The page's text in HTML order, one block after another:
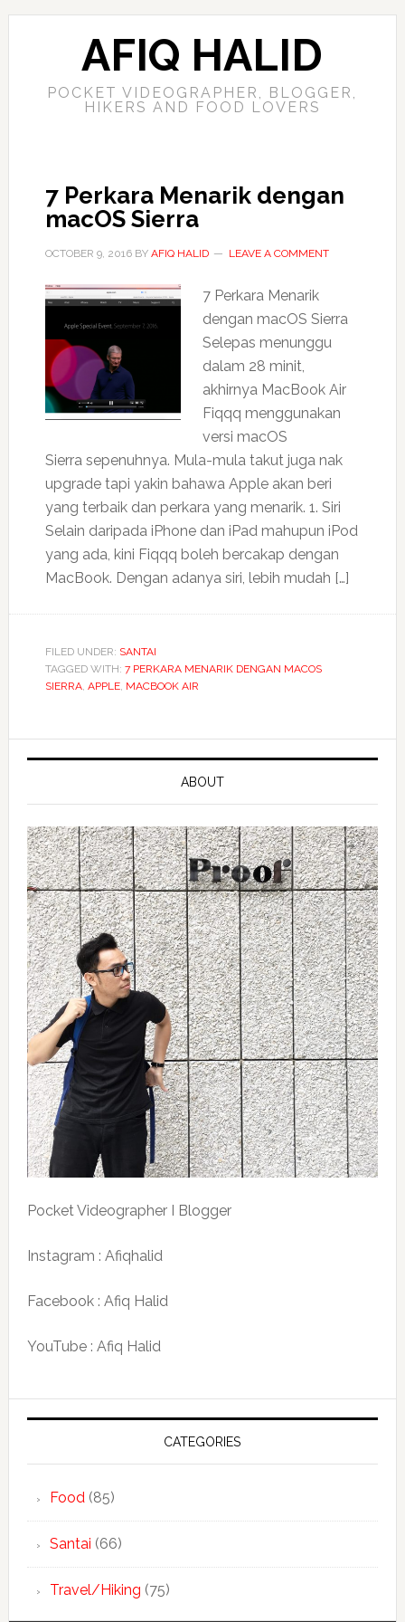
AFIQ HALID
POCKET VIDEOGRAPHER, BLOGGER,
HIKERS AND FOOD LOVERS
7 Perkara Menarik dengan
macOS Sierra
OCTOBER 9, 2016BY AFIQ HALID LEAVE A COMMENT
7 Perkara Menarik
dengan macOS Sierra
Selepas menunggu
dalam 28 minit,
akhirnya MacBook Air
Fiqqq menggunakan
versi macOS
Sierra sepenuhnya. Mula-mula takut juga nak
upgrade tapi yakin bahawa Apple akan beri
yang terbaik dan perkara yang menarik. 1. Siri
Selain daripada iPhone dan iPad mahupun iPod
yang ada, kini Fiqqq boleh bercakap dengan
MacBook. Dengan adanya siri, lebih mudah […]
FILED UNDER: SANTAI
TAGGED WITH: 7 PERKARA MENARIK DENGAN MACOS
SIERRA, APPLE, MACBOOK AIR
ABOUT
Pocket Videographer I Blogger
Instagram : Afiqhalid
Facebook : Afiq Halid
YouTube : Afiq Halid
CATEGORIES
Food(85)
Santai (66)
Travel/Hiking (75)